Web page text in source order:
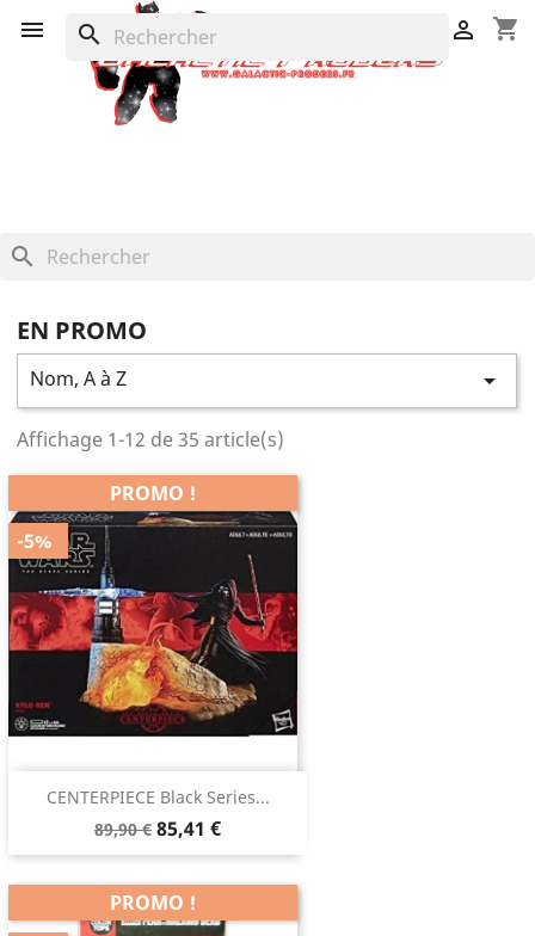
 shopping_cart

search
search
EN PROMO
Nom, A à Z 
Affichage 1-12 de 35 article(s)
CENTERPIECE Black Series...
89,90 € 85,41 €
PROMO !
-5%
PROMO !